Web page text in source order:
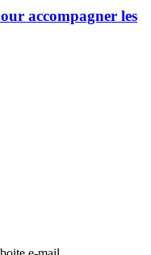
accompagner les